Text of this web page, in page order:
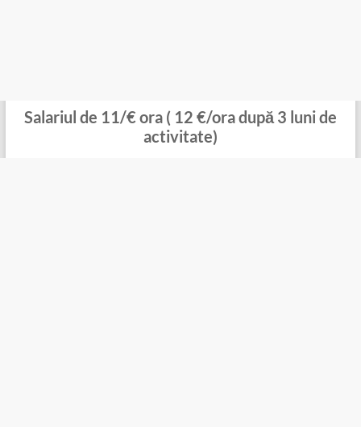
Salariul de 11/€ ora ( 12 €/ora după 3 luni de
activitate)